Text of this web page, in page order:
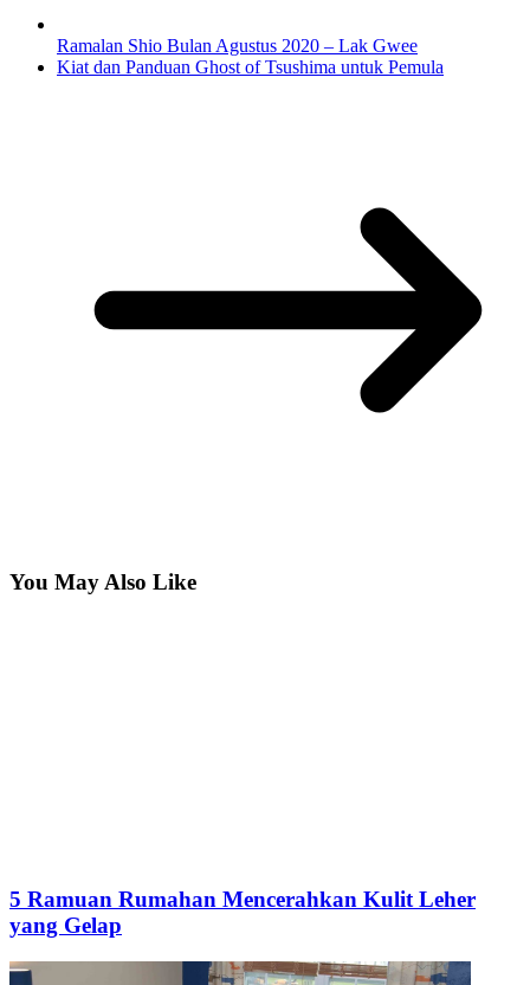
Ramalan Shio Bulan Agustus 2020 – Lak Gwee
Kiat dan Panduan Ghost of Tsushima untuk Pemula
You May Also Like
5 Ramuan Rumahan Mencerahkan Kulit Leher
yang Gelap